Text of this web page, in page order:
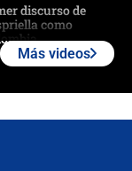
discurso de
como
Más videos